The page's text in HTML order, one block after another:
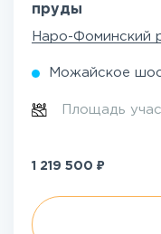
пруды
Наро-Фоминский
Можайское
Площадь
1 219 500 ₽